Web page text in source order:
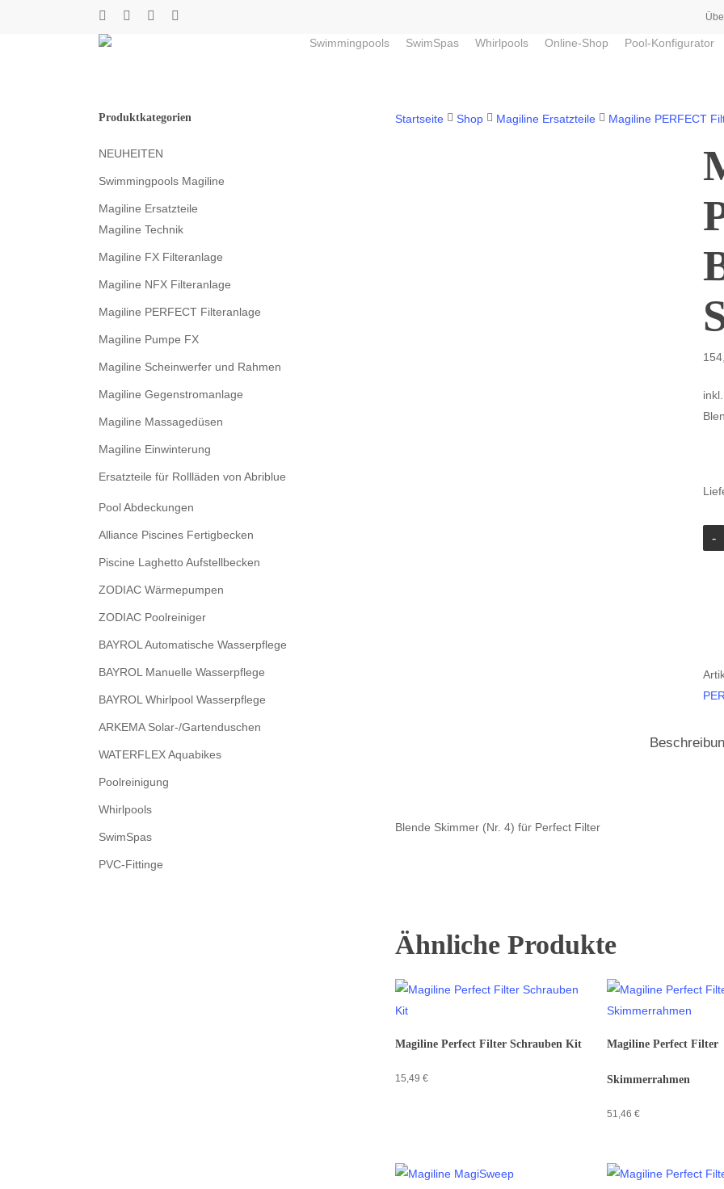
Swimmingpools SwimSpas Whirlpools Online-Shop Pool-Konfigurator
Produktkategorien
NEUHEITEN
Swimmingpools Magiline
Magiline Ersatzteile
Magiline Technik
Magiline FX Filteranlage
Magiline NFX Filteranlage
Magiline PERFECT Filteranlage
Magiline Pumpe FX
Magiline Scheinwerfer und Rahmen
Magiline Gegenstromanlage
Magiline Massagedüsen
Magiline Einwinterung
Ersatzteile für Rollläden von Abriblue
Pool Abdeckungen
Alliance Piscines Fertigbecken
Piscine Laghetto Aufstellbecken
ZODIAC Wärmepumpen
ZODIAC Poolreiniger
BAYROL Automatische Wasserpflege
BAYROL Manuelle Wasserpflege
BAYROL Whirlpool Wasserpflege
ARKEMA Solar-/Gartenduschen
WATERFLEX Aquabikes
Poolreinigung
Whirlpools
SwimSpas
PVC-Fittinge
Startseite Shop Magiline Ersatzteile Magiline PERFECT
Blende Skimmer (Nr. 4) für Perfect Filter
Ähnliche Produkte
Magiline Perfect Filter Schrauben Kit
15,49 €
Magiline Perfect Filter
Skimmerrahmen
51,46€